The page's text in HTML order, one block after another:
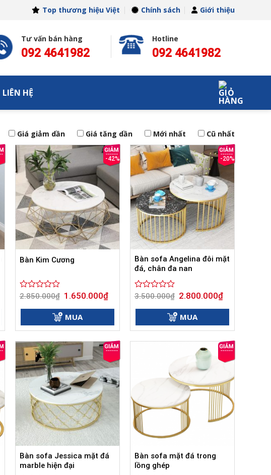
Top thương hiệu Việt Chính sách Giới thiệu
Tư vấn bán hàng
092 4641982
Hotline
092 4641982
LIÊN HỆ
Giá giảm dần Giá tăng dần Mới nhất Cũ nhất
-42%
Bàn Kim Cương
Được
5
2.850.000₫ Giá
gốc
là:
2.850.000₫.
1.650.000₫Giá
tại
MUA
-20%
Bàn sofa Angelina đôi mặt
đá, chân đa nan
Được
5
3.500.000₫ Giá
gốc
là:
3.500.000₫.
2.800.000₫Giá
tại
MUA
Bàn sofa Jessica mặt đá
marble hiện đại
Bàn sofa mặt đá trong
lồng ghép